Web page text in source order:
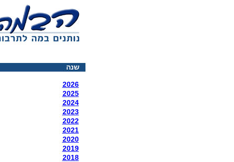
שנה
2026
2025
2024
2023
2022
2021
2020
2019
2018